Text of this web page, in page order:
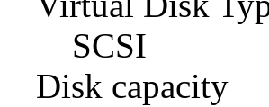
SCSI
Disk capacity